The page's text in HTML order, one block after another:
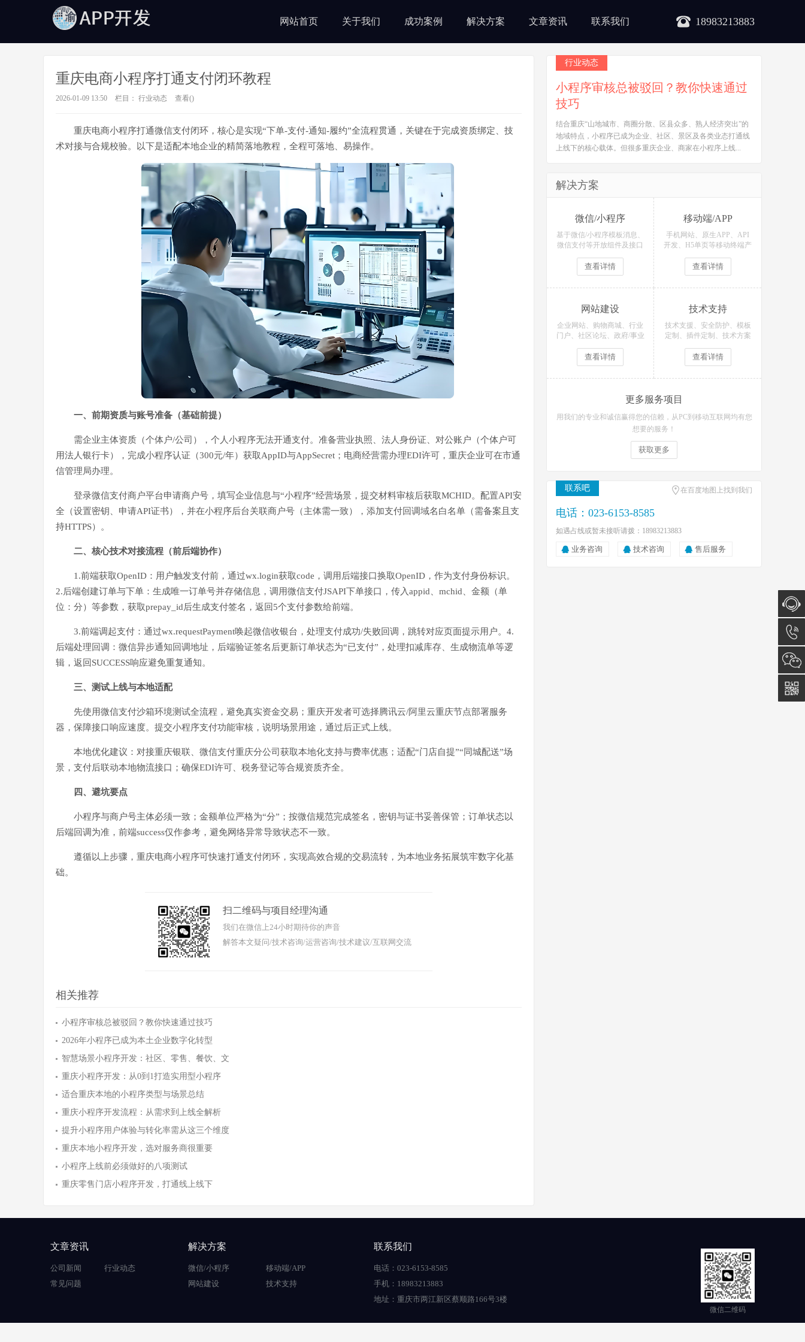
18983213883
网站首页 关于我们 成功案例 解决方案 文章资讯 联系我们
重庆电商小程序打通支付闭环教程
2026-01-09 13:50 栏目： 行业动态 查看()
重庆电商小程序打通微信支付闭环，核心是实现“下单-支付-通知-履约”全流程贯通，关键在于完成资质绑定、技
术对接与合规校验。以下是适配本地企业的精简落地教程，全程可落地、易操作。
一、前期资质与账号准备（基础前提）
需企业主体资质（个体户/公司），个人小程序无法开通支付。准备营业执照、法人身份证、对公账户（个体户可
用法人银行卡），完成小程序认证（300元/年）获取AppID与AppSecret；电商经营需办理EDI许可，重庆企业可在市通
信管理局办理。
登录微信支付商户平台申请商户号，填写企业信息与“小程序”经营场景，提交材料审核后获取MCHID。配置API安
全（设置密钥、申请API证书），并在小程序后台关联商户号（主体需一致），添加支付回调域名白名单（需备案且支
持HTTPS）。
二、核心技术对接流程（前后端协作）
1.前端获取OpenID：用户触发支付前，通过wx.login获取code，调用后端接口换取OpenID，作为支付身份标识。
2.后端创建订单与下单：生成唯一订单号并存储信息，调用微信支付JSAPI下单接口，传入appid、mchid、金额（单
位：分）等参数，获取prepay_id后生成支付签名，返回5个支付参数给前端。
3.前端调起支付：通过wx.requestPayment唤起微信收银台，处理支付成功/失败回调，跳转对应页面提示用户。4.
后端处理回调：微信异步通知回调地址，后端验证签名后更新订单状态为“已支付”，处理扣减库存、生成物流单等逻
辑，返回SUCCESS响应避免重复通知。
三、测试上线与本地适配
先使用微信支付沙箱环境测试全流程，避免真实资金交易；重庆开发者可选择腾讯云/阿里云重庆节点部署服务
器，保障接口响应速度。提交小程序支付功能审核，说明场景用途，通过后正式上线。
本地优化建议：对接重庆银联、微信支付重庆分公司获取本地化支持与费率优惠；适配“门店自提”“同城配送”场
景，支付后联动本地物流接口；确保EDI许可、税务登记等合规资质齐全。
四、避坑要点
小程序与商户号主体必须一致；金额单位严格为“分”；按微信规范完成签名，密钥与证书妥善保管；订单状态以
后端回调为准，前端success仅作参考，避免网络异常导致状态不一致。
遵循以上步骤，重庆电商小程序可快速打通支付闭环，实现高效合规的交易流转，为本地业务拓展筑牢数字化基
础。
扫二维码与项目经理沟通
我们在微信上24小时期待你的声音
解答本文疑问/技术咨询/运营咨询/技术建议/互联网交流
相关推荐
小程序审核总被驳回？教你快速通过技巧
2026年小程序已成为本土企业数字化转型
智慧场景小程序开发：社区、零售、餐饮、文
重庆小程序开发：从0到1打造实用型小程序
适合重庆本地的小程序类型与场景总结
重庆小程序开发流程：从需求到上线全解析
提升小程序用户体验与转化率需从这三个维度
重庆本地小程序开发，选对服务商很重要
小程序上线前必须做好的八项测试
重庆零售门店小程序开发，打通线上线下
行业动态
小程序审核总被驳回？教你快速通过
技巧
结合重庆“山地城市、商圈分散、区县众多、熟人经济突出”的
地域特点，小程序已成为企业、社区、景区及各类业态打通线
上线下的核心载体。但很多重庆企业、商家在小程序上线...
解决方案
微信/小程序
基于微信/小程序模板消息、
微信支付等开放组件及接口
查看详情
移动端/APP
手机网站、原生APP、API
开发、H5单页等移动终端产
查看详情
网站建设
企业网站、购物商城、行业
门户、社区论坛、政府/事业
查看详情
技术支持
技术支援、安全防护、模板
定制、插件定制、技术方案
查看详情
更多服务项目
用我们的专业和诚信赢得您的信赖，从PC到移动互联网均有您
想要的服务！
获取更多
联系吧 在百度地图上找到我们
电话：023-6153-8585
如遇占线或暂未接听请拨：18983213883
业务咨询 技术咨询 售后服务
文章资讯
公司新闻
行业动态
常见问题
解决方案
微信/小程序
移动端/APP
网站建设
技术支持
联系我们
电话：023-6153-8585
手机：18983213883
地址：重庆市两江新区蔡顺路166号3楼
微信二维码
在线咨
询
023-
6153-